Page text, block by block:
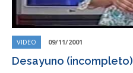
VIDEO 09/11/2001
Desayuno (incompleto)